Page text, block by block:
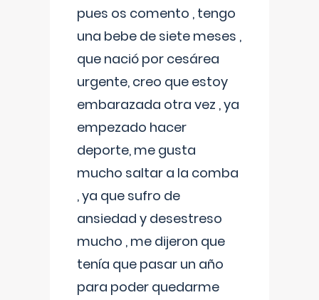
pues os comento , tengo
una bebe de siete meses ,
que nació por cesárea
urgente, creo que estoy
embarazada otra vez , ya
empezado hacer
deporte, me gusta
mucho saltar a la comba
, ya que sufro de
ansiedad y desestreso
mucho , me dijeron que
tenía que pasar un año
para poder quedarme